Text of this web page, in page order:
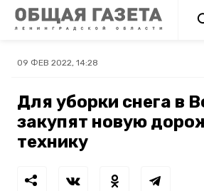
09 ФЕВ 2022, 14:28
Для уборки снега в
закупят новую
технику